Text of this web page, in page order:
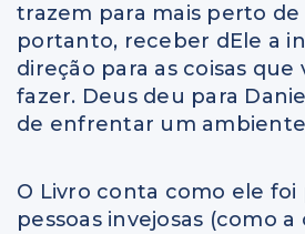
trazem para mais perto de
portanto, receber dEle a
direção para as coisas que
fazer. Deus deu para
de enfrentar um
O Livro conta como ele
pessoas invejosas (como a